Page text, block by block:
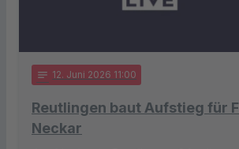
notes 12. Juni 2026 11:00
Reutlingen baut Aufstieg für
Neckar